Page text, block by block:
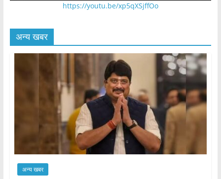
https://youtu.be/xp5qXSjffOo
अन्य खबर
अन्य खबर